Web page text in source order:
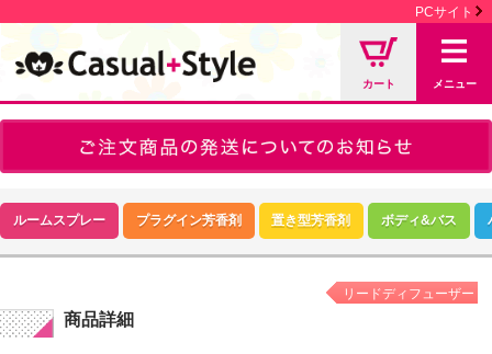
PCサイト
カート メニュー
ルームスプレー プラグイン芳香剤 置き型芳香剤 ボディ&バス
商品詳細
リードディフューザー